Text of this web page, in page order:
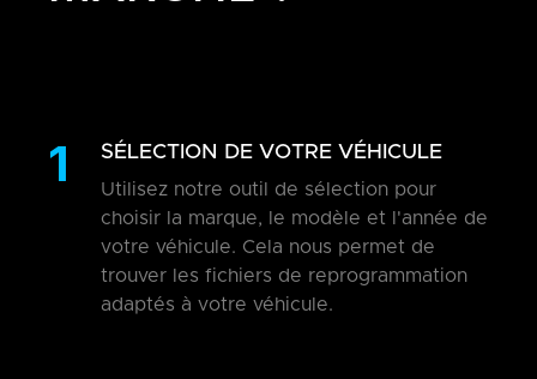
1 SÉLECTION DE VOTRE VÉHICULE
Utilisez notre outil de sélection pour
choisir la marque, le modèle et l'année de
votre véhicule. Cela nous permet de
trouver les fichiers de reprogrammation
adaptés à votre véhicule.